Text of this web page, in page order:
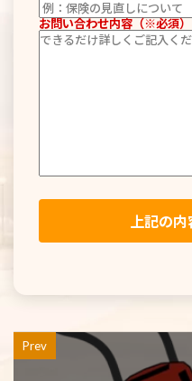
お問い合わせ内容（※必須）
Prev